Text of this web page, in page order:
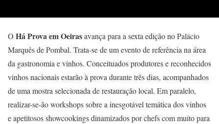
O Há Prova em Oeirasavança para a sexta edição no Palácio
Marquês de Pombal. Trata-se de um evento de referência na área
da gastronomia e vinhos. Conceituados produtores e reconhecidos
vinhos nacionais estarão à prova durante três dias, acompanhados
de uma mostra selecionada de restauração local. Em paralelo,
realizar-se-ão workshops sobre a inesgotável temática dos vinhos
e apetitosos showcookings dinamizados por chefs com muito para